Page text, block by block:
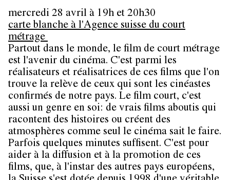
mercredi 28 avril à 19h et 20h30
carte blanche à l'Agence suisse du court
métrage
Partout dans le monde, le film de court métrage
est l'avenir du cinéma. C'est parmi les
réalisateurs et réalisatrices de ces films que l'on
trouve la relève de ceux qui sont les cinéastes
confirmés de notre pays. Le film court, c'est
aussi un genre en soi: de vrais films aboutis qui
racontent des histoires ou créent des
atmosphères comme seul le cinéma sait le faire.
Parfois quelques minutes suffisent. C'est pour
aider à la diffusion et à la promotion de ces
films, que, à l'instar des autres pays européens,